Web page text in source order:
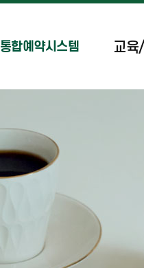
통합예약시스템 교육